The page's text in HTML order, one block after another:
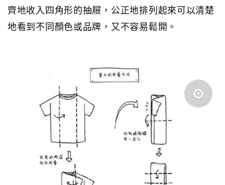
齊地收入四角形的抽屜，公正地排列起來可以清楚
地看到不同顏色或品牌，又不容易鬆開。